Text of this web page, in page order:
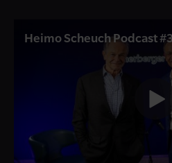
Heimo Scheuch Podcast